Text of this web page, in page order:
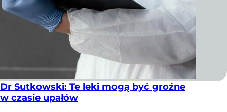
Dr Sutkowski: Te leki mogą być groźne
w czasie upałów